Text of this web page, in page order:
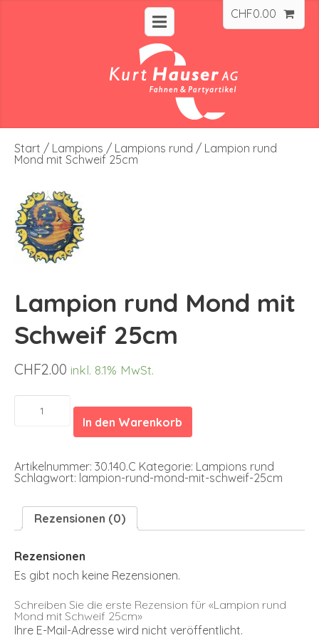
CHF0.00
Start / Lampions / Lampions rund / Lampion rund
Mond mit Schweif 25cm
Lampion rund Mond mit
Schweif 25cm
CHF2.00 inkl. 8.1% MwSt.
Lampion
Mond
Menge
In den Warenkorb
Artikelnummer: 30.140.C Kategorie: Lampions rund
Schlagwort: lampion-rund-mond-mit-schweif-25cm
Rezensionen (0)
Rezensionen
Es gibt noch keine Rezensionen.
Schreiben Sie die erste Rezension für «Lampion rund
Mond mit Schweif 25cm»
Ihre E-Mail-Adresse wird nicht veröffentlicht.